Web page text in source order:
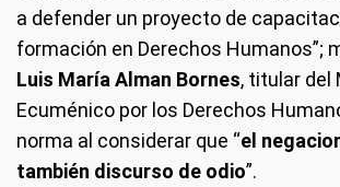
a defender un proyecto de
formación en Derechos Humanos”;
Luis María Alman Bornes, titular del
Ecuménico por los Derechos
norma al considerar que “el
también discurso de odio”.